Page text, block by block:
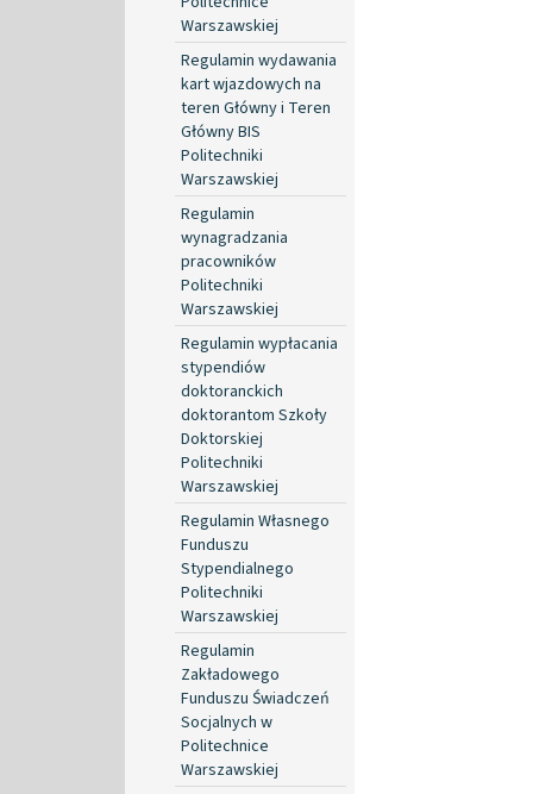
Warszawskiej
Regulamin wydawania
kart wjazdowych na
teren Główny i Teren
Główny BIS
Politechniki
Warszawskiej
Regulamin
wynagradzania
pracowników
Politechniki
Warszawskiej
Regulamin wypłacania
stypendiów
doktoranckich
doktorantom Szkoły
Doktorskiej
Politechniki
Warszawskiej
Regulamin Własnego
Funduszu
Stypendialnego
Politechniki
Warszawskiej
Regulamin
Zakładowego
Funduszu Świadczeń
Socjalnych w
Politechnice
Warszawskiej